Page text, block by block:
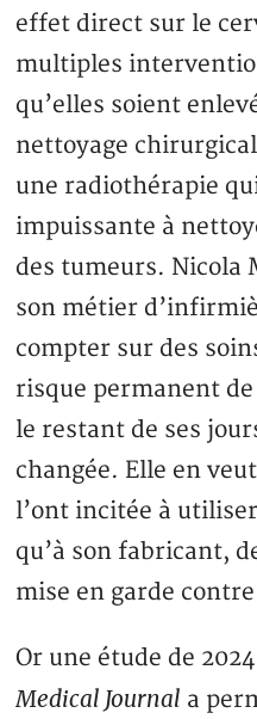
effet direct sur le
multiples
qu’elles soient
nettoyage
une radiothérapie
impuissante à
des tumeurs. Nicola
son métier
compter sur des
risque permanent
le restant de ses
changée. Elle en
l’ont incitée à
qu’à son fabricant,
mise en garde
Or une étude de
Medical Journal a